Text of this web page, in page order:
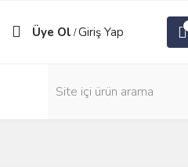
Üye Ol /Giriş Yap